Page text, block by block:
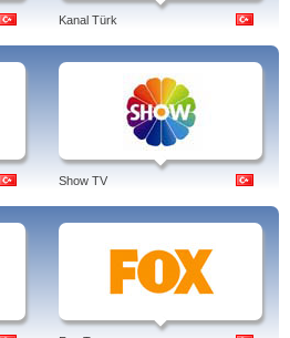
Kanal Türk
Show TV